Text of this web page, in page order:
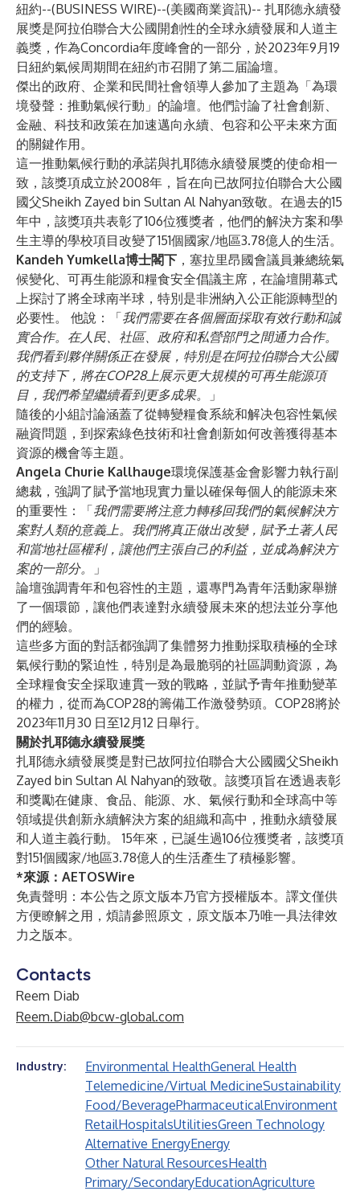
紐約--(BUSINESS WIRE)--(美國商業資訊)-- 扎耶德永續發
展獎是阿拉伯聯合大公國開創性的全球永續發展和人道主
義獎，作為Concordia年度峰會的一部分，於2023年9月19
日紐約氣候周期間在紐約市召開了第二届論壇。
傑出的政府、企業和民間社會領導人參加了主題為「為環
境發聲：推動氣候行動」的論壇。他們討論了社會創新、
金融、科技和政策在加速邁向永續、包容和公平未來方面
的關鍵作用。
這一推動氣候行動的承諾與扎耶德永續發展獎的使命相一
致，該獎項成立於2008年，旨在向已故阿拉伯聯合大公國
國父Sheikh Zayed bin Sultan Al Nahyan致敬。在過去的15
年中，該獎項共表彰了106位獲獎者，他們的解決方案和學
生主導的學校項目改變了151個國家/地區3.78億人的生活。
Kandeh Yumkella博士閣下 ，塞拉里昂國會議員兼總統氣
候變化、可再生能源和糧食安全倡議主席，在論壇開幕式
上探討了將全球南半球，特別是非洲納入公正能源轉型的
必要性。 他說：「我們需要在各個層面採取有效行動和誠
實合作。在人民、社區、政府和私營部門之間通力合作。
我們看到夥伴關係正在發展，特別是在阿拉伯聯合大公國
的支持下，將在COP28上展示更大規模的可再生能源項
目，我們希望繼續看到更多成果。
」
隨後的小組討論涵蓋了從轉變糧食系統和解决包容性氣候
融資問題，到探索綠色技術和社會創新如何改善獲得基本
資源的機會等主題。
Angela Churie Kallhauge環境保護基金會影響力執行副
總裁，強調了賦予當地現實力量以確保每個人的能源未來
的重要性：「我們需要將注意力轉移回我們的氣候解決方
案對人類的意義上。我們將真正做出改變，賦予土著人民
和當地社區權利，讓他們主張自己的利益，並成為解決方
案的一部分。
」
論壇強調青年和包容性的主題，還專門為青年活動家舉辦
了一個環節，讓他們表達對永續發展未來的想法並分享他
們的經驗。
這些多方面的對話都強調了集體努力推動採取積極的全球
氣候行動的緊迫性，特別是為最脆弱的社區調動資源，為
全球糧食安全採取連貫一致的戰略，並賦予青年推動變革
的權力，從而為COP28的籌備工作激發勢頭。COP28將於
2023年11月30 日至12月12 日舉行。
關於扎耶德永續發展獎
扎耶德永續發展獎是對已故阿拉伯聯合大公國國父Sheikh
Zayed bin Sultan Al Nahyan的致敬。該獎項旨在透過表彰
和獎勵在健康、食品、能源、水、氣候行動和全球高中等
領域提供創新永續解決方案的組織和高中，推動永續發展
和人道主義行動。 15年來，已誕生過106位獲獎者，該獎項
對151個國家/地區3.78億人的生活產生了積極影響。
*來源： AETOSWire
免責聲明：本公告之原文版本乃官方授權版本。譯文僅供
方便瞭解之用，煩請參照原文，原文版本乃唯一具法律效
力之版本。
Contacts
Reem Diab
Reem.Diab@bcw-global.com
Industry: Environmental HealthGeneral Health
Telemedicine/Virtual MedicineSustainability
Food/BeveragePharmaceuticalEnvironment
RetailHospitalsUtilitiesGreen Technology
Alternative EnergyEnergy
Other Natural ResourcesHealth
Primary/SecondaryEducationAgriculture